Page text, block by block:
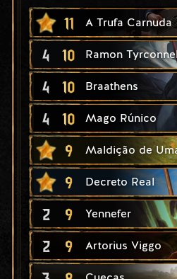
11 A Trufa Carnuda
4 10 Ramon
4 10 Braathens
4 10 Mago Rúnico
9 Maldição de
9 Decreto Real
2 9 Yennefer
2 9 Artorius Viggo